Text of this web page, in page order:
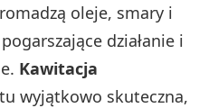
oleje, smary i
działanie i
Kawitacja
wyjątkowo skuteczna,